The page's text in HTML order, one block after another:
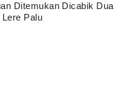
Ditemukan Dicabik Dua
Palu